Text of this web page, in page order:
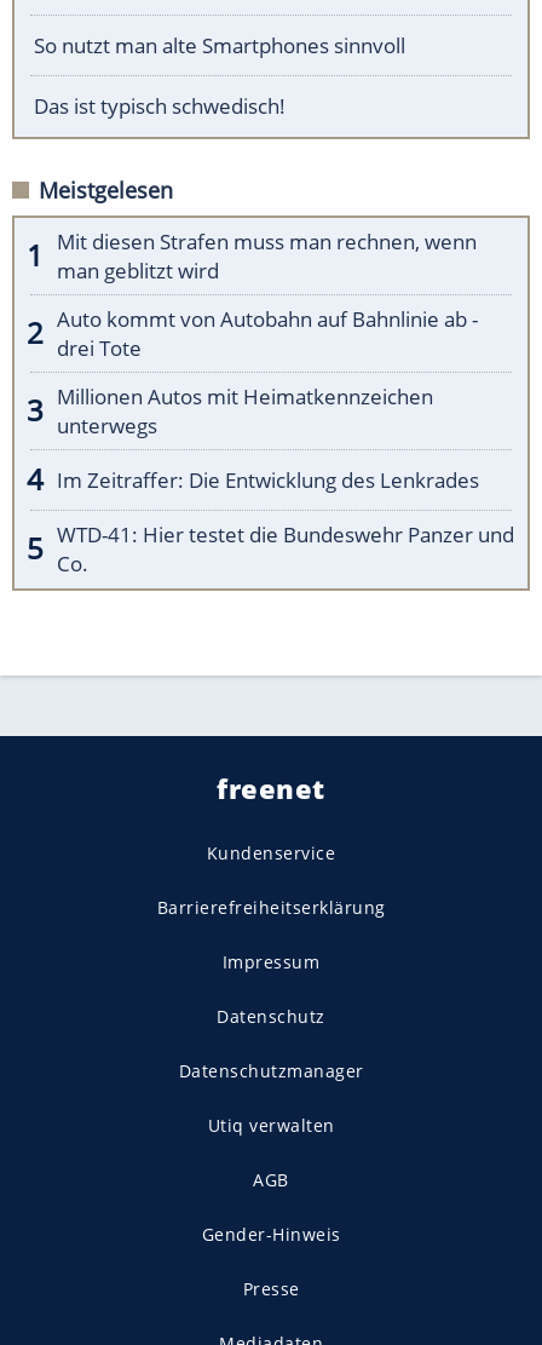
So nutzt man alte Smartphones sinnvoll
Das ist typisch schwedisch!
Meistgelesen
Mit diesen Strafen muss man rechnen, wenn
man geblitzt wird
Auto kommt von Autobahn auf Bahnlinie ab -
drei Tote
Millionen Autos mit Heimatkennzeichen
unterwegs
Im Zeitraffer: Die Entwicklung des Lenkrades
WTD-41: Hier testet die Bundeswehr Panzer und
Co.
freenet
Kundenservice
Barrierefreiheitserklärung
Impressum
Datenschutz
Datenschutzmanager
Utiq verwalten
AGB
Gender-Hinweis
Presse